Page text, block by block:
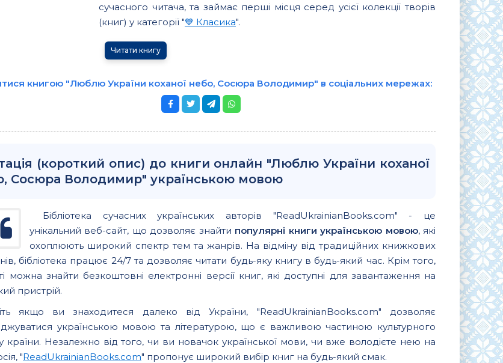
сучасного читача, та займає перші місця серед усієї колекції творів
(книг) у категорії "💙 Класика".
Читати книгу
книгою "Люблю України коханої небо, Сосюра Володимир" в соціальних мережах:
(короткий опис) до книги онлайн "Люблю України коханої
Сосюра Володимир" українською мовою
Бібліотека сучасних українських авторів "ReadUkrainianBooks.com" - це
унікальний веб-сайт, що дозволяє знайти популярні книги українською мовою, які
охоплюють широкий спектр тем та жанрів. На відміну від традиційних книжкових
бібліотека працює 24/7 та дозволяє читати будь-яку книгу в будь-який час. Крім того,
можна знайти безкоштовні електронні версії книг, які доступні для завантаження на
пристрій.
якщо ви знаходитеся далеко від України, "ReadUkrainianBooks.com" дозволяє
українською мовою та літературою, що є важливою частиною культурного
країни. Незалежно від того, чи ви новачок української мови, чи вже володієте нею на
"ReadUkrainianBooks.com" пропонує широкий вибір книг на будь-який смак.